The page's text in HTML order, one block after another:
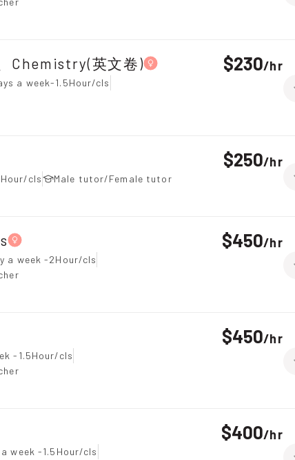
Chemistry(英文卷)
a week-1.5Hour/cls
$230/hr
cls Male tutor/Female tutor
$250/hr
a week -2Hour/cls
$450/hr
-1.5Hour/cls
$450/hr
a week -1.5Hour/cls
$400/hr